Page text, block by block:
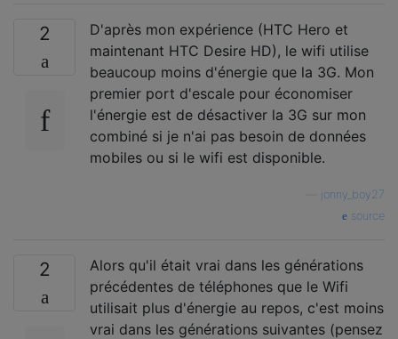
2
D'après mon expérience (HTC Hero et
maintenant HTC Desire HD), le wifi utilise
beaucoup moins d'énergie que la 3G. Mon
premier port d'escale pour économiser
l'énergie est de désactiver la 3G sur mon
combiné si je n'ai pas besoin de données
mobiles ou si le wifi est disponible.
jonny_boy27
source
2
Alors qu'il était vrai dans les générations
précédentes de téléphones que le Wifi
utilisait plus d'énergie au repos, c'est moins
vrai dans les générations suivantes (pensez